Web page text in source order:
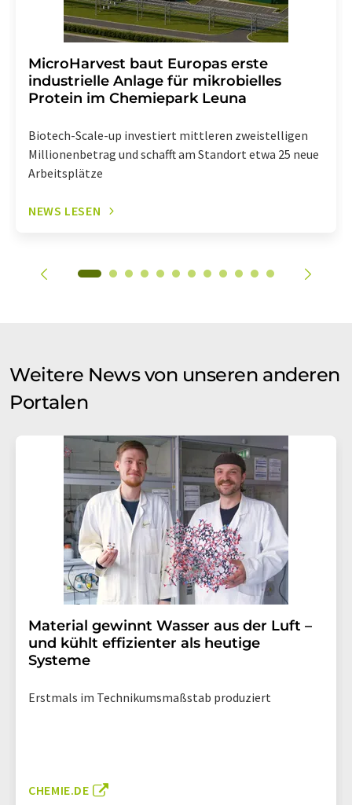
MicroHarvest baut Europas erste
industrielle Anlage für mikrobielles
Protein im Chemiepark Leuna
Biotech-Scale-up investiert mittleren zweistelligen
Millionenbetrag und schafft am Standort etwa 25 neue
Arbeitsplätze
NEWS LESEN
Weitere News von unseren anderen
Portalen
Material gewinnt Wasser aus der Luft –
und kühlt effizienter als heutige
Systeme
Erstmals im Technikumsmaßstab produziert
CHEMIE.DE